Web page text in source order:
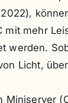
mit mehr
werden.
Licht, über
Miniserver